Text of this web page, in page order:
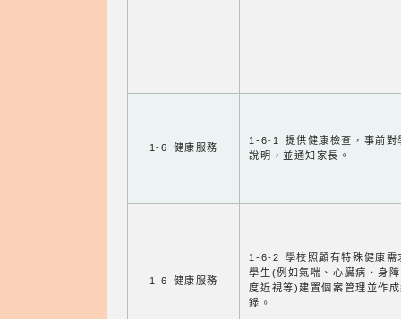
1-6 健康服務
1-6-1 提供健康檢查，事前對
說明，並通知家長。
1-6 健康服務
1-6-2 學校照顧有特殊健康需
學生(例如氣喘、心臟病、身
度近視等)建置個案管理並作
錄。